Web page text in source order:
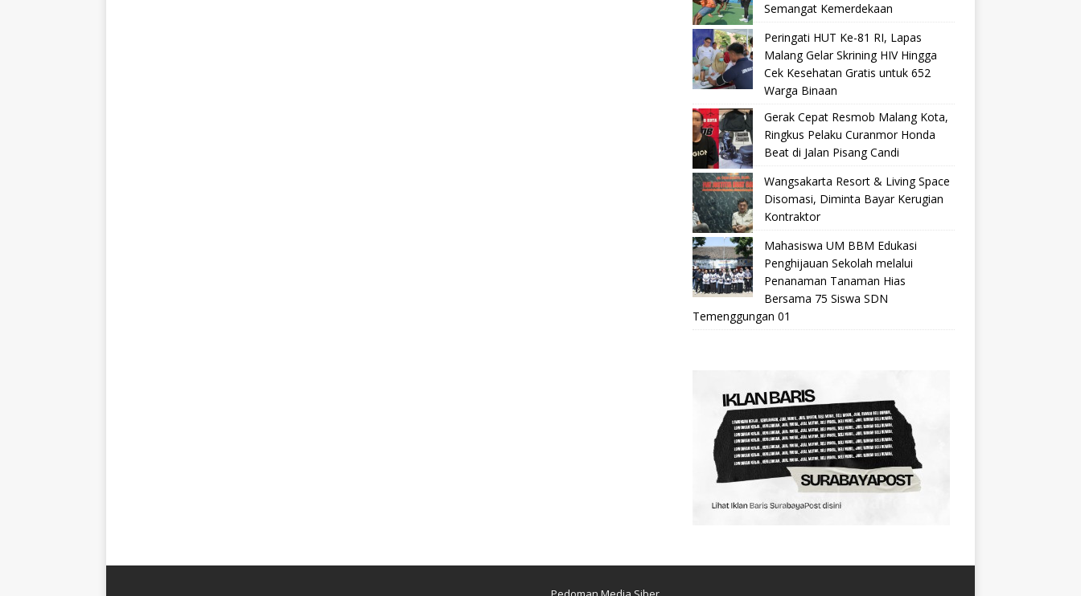
Semangat Kemerdekaan
Peringati HUT Ke-81 RI, Lapas
Malang Gelar Skrining HIV Hingga
Cek Kesehatan Gratis untuk 652
Warga Binaan
Gerak Cepat Resmob Malang Kota,
Ringkus Pelaku Curanmor Honda
Beat di Jalan Pisang Candi
Wangsakarta Resort & Living Space
Disomasi, Diminta Bayar Kerugian
Kontraktor
Mahasiswa UM BBM Edukasi
Penghijauan Sekolah melalui
Penanaman Tanaman Hias
Bersama 75 Siswa SDN
Temenggungan 01